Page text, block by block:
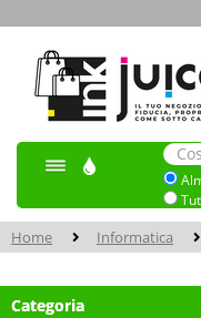
Home Informatica
Categoria